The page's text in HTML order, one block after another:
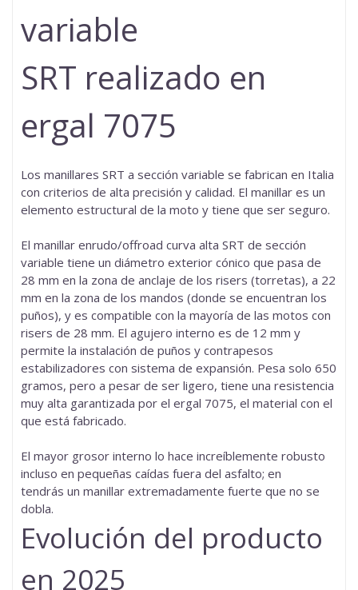
variable
SRT realizado en
ergal 7075
Los manillares SRT a sección variable se fabrican en Italia
con criterios de alta precisión y calidad. El manillar es un
elemento estructural de la moto y tiene que ser seguro.
El manillar enrudo/offroad curva alta SRT de sección
variable tiene un diámetro exterior cónico que pasa de
28 mm en la zona de anclaje de los risers (torretas), a 22
mm en la zona de los mandos (donde se encuentran los
puños), y es compatible con la mayoría de las motos con
risers de 28 mm. El agujero interno es de 12 mm y
permite la instalación de puños y contrapesos
estabilizadores con sistema de expansión. Pesa solo 650
gramos, pero a pesar de ser ligero, tiene una resistencia
muy alta garantizada por el ergal 7075, el material con el
que está fabricado.
El mayor grosor interno lo hace increíblemente robusto
incluso en pequeñas caídas fuera del asfalto; en
tendrás un manillar extremadamente fuerte que no se
dobla.
Evolución del producto
en 2025